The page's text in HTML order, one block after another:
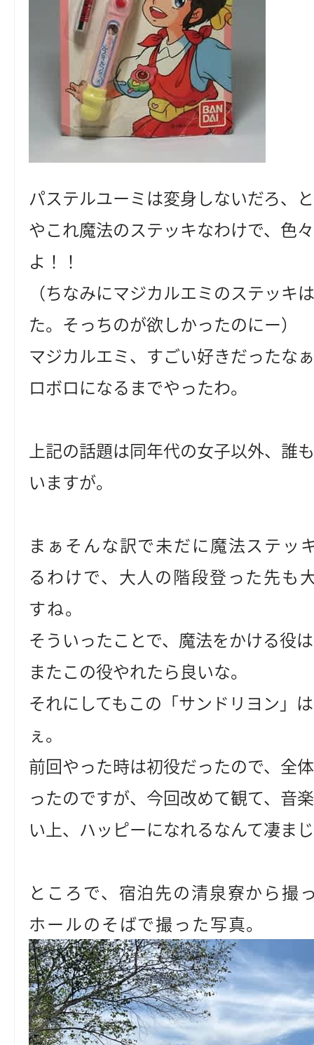
パステルユーミは変身しないだろ、
やこれ魔法のステッキなわけで、色
よ！！
（ちなみにマジカルエミのステッキ
た。そっちのが欲しかったのにー）
マジカルエミ、すごい好きだった
ロボロになるまでやったわ。
上記の話題は同年代の女子以外、誰
いますが。
まぁそんな訳で未だに魔法ステッ
るわけで、大人の階段登った先も
すね。
そういったことで、魔法をかける役
またこの役やれたら良いな。
それにしてもこの「サンドリヨン」
ぇ。
前回やった時は初役だったので、全
ったのですが、今回改めて観て、音
い上、ハッピーになれるなんて凄ま
ところで、宿泊先の清泉寮から撮
ホールのそばで撮った写真。